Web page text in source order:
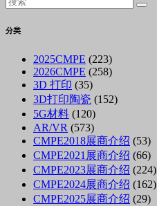
分类
2025CMPE (223)
2026CMPE (258)
3D 打印 (35)
3D打印陶瓷 (152)
5G材料 (120)
AR/VR (573)
CMPE2018展商介绍 (53)
CMPE2021展商介绍 (66)
CMPE2023展商介绍 (224)
CMPE2024展商介绍 (162)
CMPE2025展商介绍 (29)